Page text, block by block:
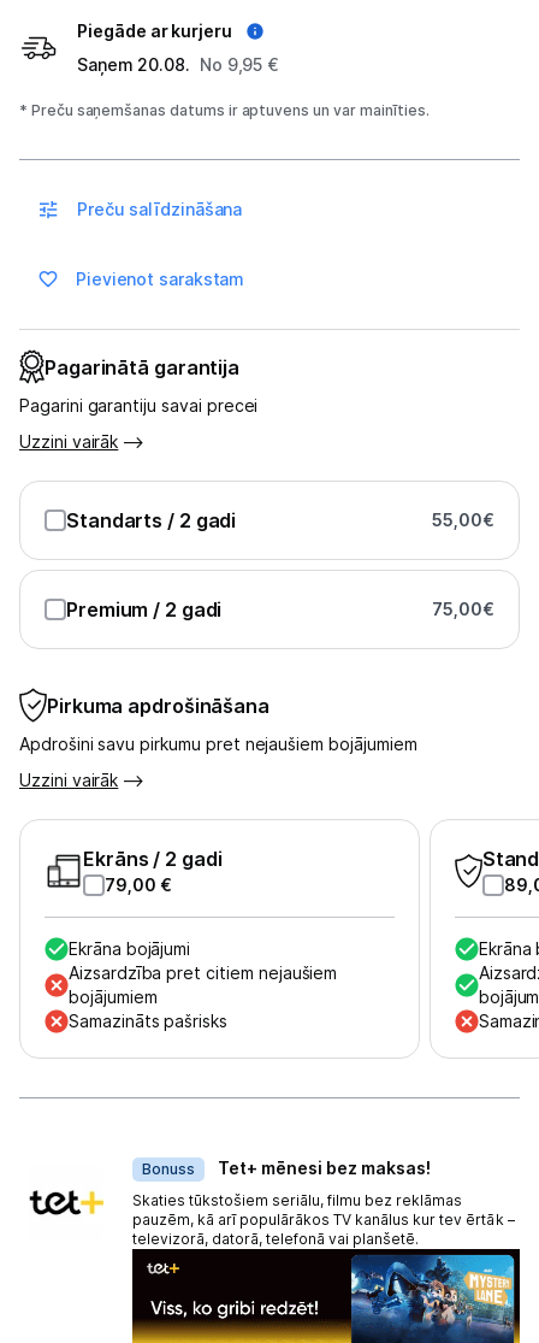
Uzņēmumiem
Tet pakalpojumi
Piegāde ar kurjeru
Saņem 20.08. No 9,95 €
* Preču saņemšanas datums ir aptuvens un var mainīties.
Preču salīdzināšana
Pievienot sarakstam
Pirkuma apdrošināšana
Apdrošini savu pirkumu pret nejaušiem bojājumiem
Uzzini vairāk
Ekrāns / 2 gadi
79,00 €
Ekrāna bojājumi
Aizsardzība pret citiem nejaušiem
bojājumiem
Samazināts pašrisks
Ekrāna
Pagarinātā garantija
Pagarini garantiju savai precei
Uzzini vairāk
Standarts / 2 gadi 55,00€
Premium / 2 gadi 75,00€
Bonuss Tet+ mēnesi bez maksas!
Skaties tūkstošiem seriālu, filmu bez reklāmas
pauzēm, kā arī populārākos TV kanālus kur tev ērtāk –
televizorā, datorā, telefonā vai planšetē.